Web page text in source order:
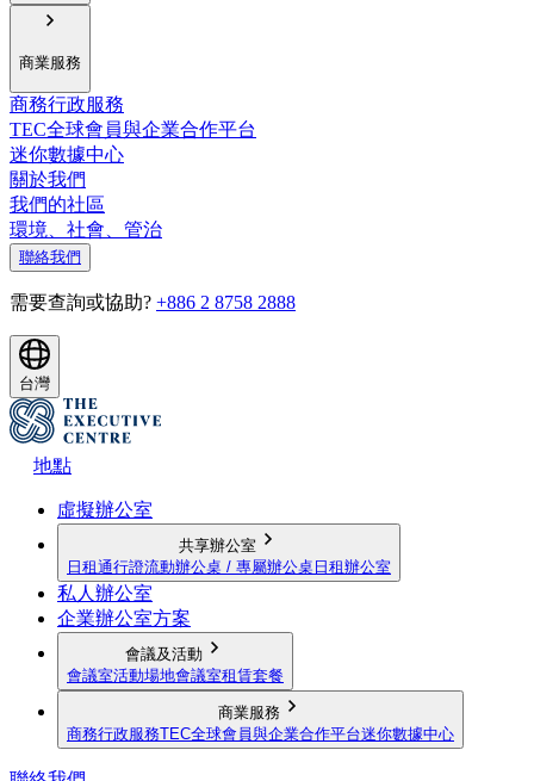
商業服務
商務行政服務
TEC全球會員與企業合作平台
迷你數據中心
關於我們
我們的社區
環境、社會、管治
聯絡我們
需要查詢或協助? +886 2 8758 2888
台灣
地點
虛擬辦公室
共享辦公室
日租通行證流動辦公桌 / 專屬辦公桌 日租辦公室
私人辦公室
企業辦公室方案
會議及活動
會議室活動場地會議室租賃套餐
商業服務
商務行政服務TEC全球會員與企業合作平台迷你數據中心